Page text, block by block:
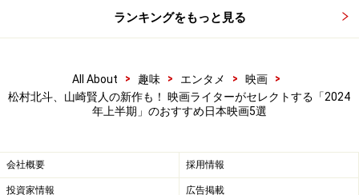
ど素晴らしいヒューマンコメディー。そして
『変な家』
（3月15日公開／間宮祥太朗出演）は風変わりなホラー
今年も日本映画からビッグヒットは生まれるでしょう
※山崎賢人の「崎」は正式には「たつさき」
ランキングをもっと見る
All About > 趣味 > エンタメ > 映画
>
松村北斗、山崎賢人の新作も！ 映画ライターがセレクトする「2024
年上半期」のおすすめ日本映画5選
会社概要 採用情報
投資家情報 広告掲載